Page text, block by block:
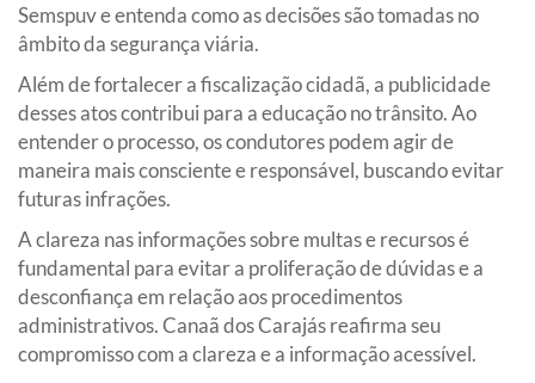
Semspuv e entenda como as decisões são tomadas no
âmbito da segurança viária.
Além de fortalecer a fiscalização cidadã, a publicidade
desses atos contribui para a educação no trânsito. Ao
entender o processo, os condutores podem agir de
maneira mais consciente e responsável, buscando evitar
futuras infrações.
A clareza nas informações sobre multas e recursos é
fundamental para evitar a proliferação de dúvidas e a
desconfiança em relação aos procedimentos
administrativos. Canaã dos Carajás reafirma seu
compromisso com a clareza e a informação acessível.